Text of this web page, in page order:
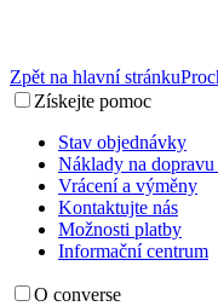
Zpět na hlavní stránku
Získejte pomoc
Stav objednávky
Náklady na
Vrácení a výměny
Kontaktujte nás
Možnosti platby
Informační centrum
O converse